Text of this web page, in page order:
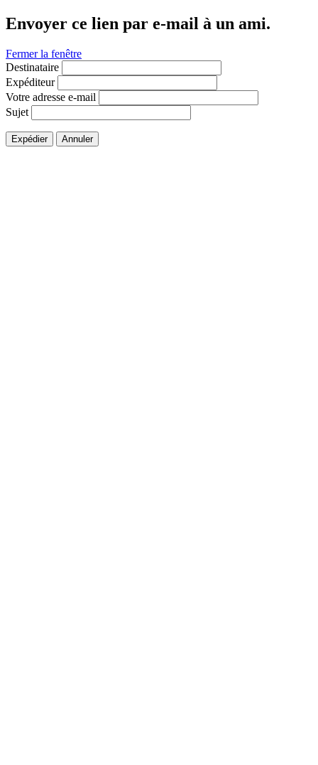
Envoyer ce lien par e-mail à un ami.
Fermer la fenêtre
Destinataire
Expéditeur
Votre adresse e-mail
Sujet
Expédier Annuler